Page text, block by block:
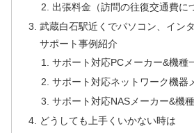
出張料金（訪問の往復交通費に
武蔵白石駅近くでパソコン、イン
サポート事例紹介
サポート対応PCメーカー&機種
サポート対応ネットワーク機器
サポート対応NASメーカー&機
どうしても上手くいかない時は